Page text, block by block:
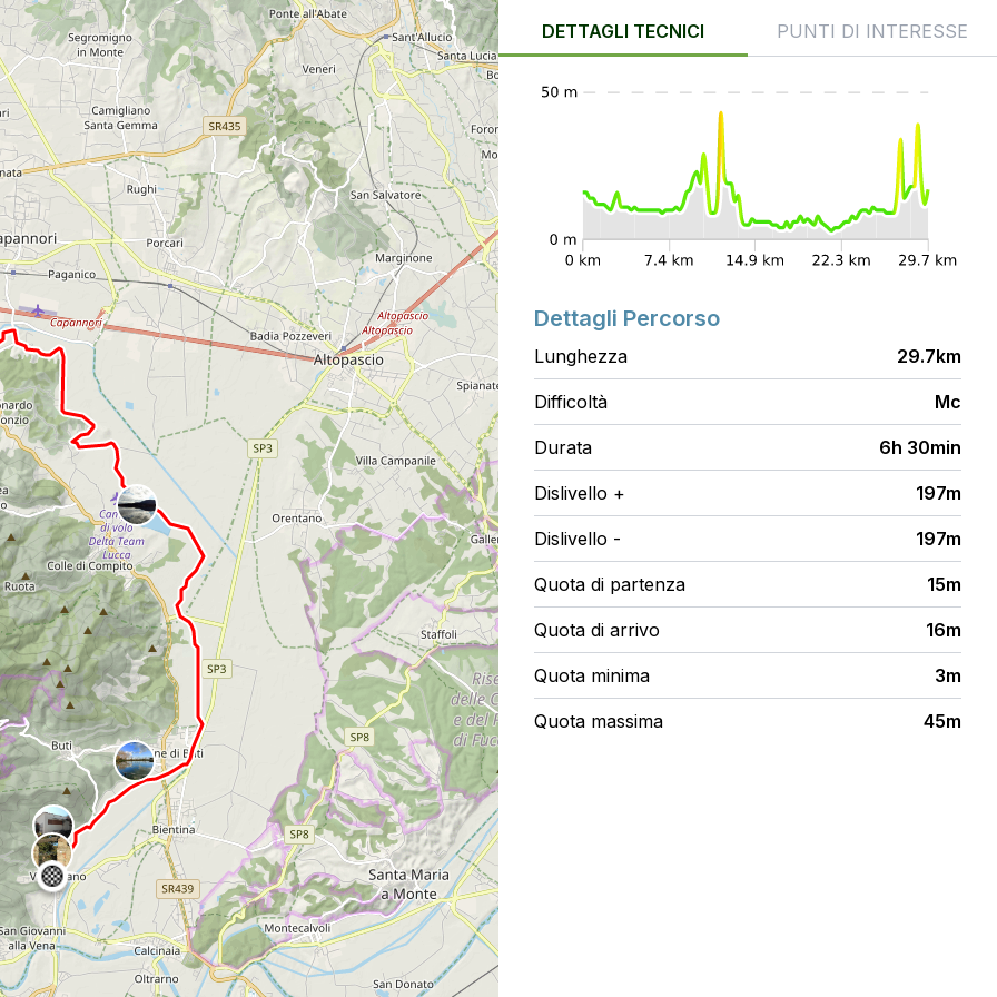
DETTAGLI TECNICI PUNTI DI INTERESSE
Dettagli Percorso
Lunghezza 29.7km
Difficoltà Mc
Durata 6h 30min
Dislivello + 197m
Dislivello - 197m
Quota di partenza 15m
Quota di arrivo 16m
Quota minima 3m
Quota massima 45m